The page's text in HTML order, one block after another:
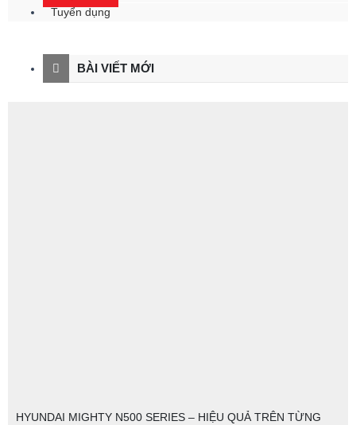
Tuyển dụng
BÀI VIẾT MỚI
HYUNDAI MIGHTY N500 SERIES – HIỆU QUẢ TRÊN TỪNG